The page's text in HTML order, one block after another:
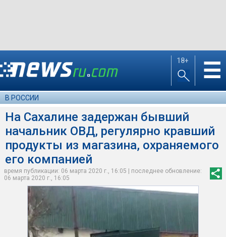
18+ ☰
В РОССИИ
На Сахалине задержан бывший
начальник ОВД, регулярно кравший
продукты из магазина, охраняемого
его компанией
время публикации: 06 марта 2020 г., 16:05 | последнее обновление:
06 марта 2020 г., 16:05